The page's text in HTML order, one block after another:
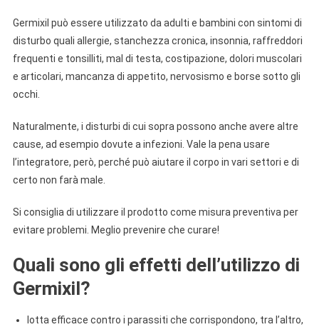
Germixil può essere utilizzato da adulti e bambini con sintomi di
disturbo quali allergie, stanchezza cronica, insonnia, raffreddori
frequenti e tonsilliti, mal di testa, costipazione, dolori muscolari
e articolari, mancanza di appetito, nervosismo e borse sotto gli
occhi.
Naturalmente, i disturbi di cui sopra possono anche avere altre
cause, ad esempio dovute a infezioni. Vale la pena usare
l’integratore, però, perché può aiutare il corpo in vari settori e di
certo non farà male.
Si consiglia di utilizzare il prodotto come misura preventiva per
evitare problemi. Meglio prevenire che curare!
Quali sono gli effetti dell’utilizzo di
Germixil?
lotta efficace contro i parassiti che corrispondono, tra l’altro,